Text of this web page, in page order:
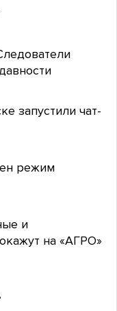
запустили чат-
режим
и
на «АГРО»